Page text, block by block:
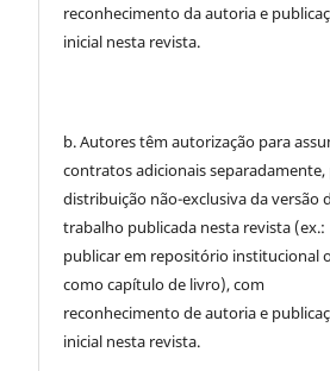
reconhecimento da autoria e
inicial nesta revista.
b. Autores têm autorização para
contratos adicionais separadamente,
distribuição não-exclusiva da versão
trabalho publicada nesta revista (ex.:
publicar em repositório institucional
como capítulo de livro), com
reconhecimento de autoria e
inicial nesta revista.